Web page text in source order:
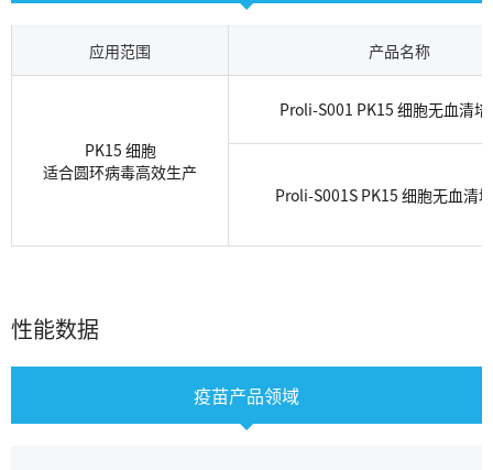
应用范围 产品名称
PK15 细胞
适合圆环病毒高效生产
Proli-S001 PK15 细胞无血清
Proli-S001S PK15 细胞无血清
性能数据
疫苗产品领域